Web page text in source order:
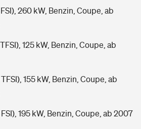
Versicherer finden
Sicherheit für deine Kids
Geld bekomme ich im Alter?
260 kW, Benzin, Coupe, ab
125 kW, Benzin, Coupe, ab
155 kW, Benzin, Coupe, ab
195 kW, Benzin, Coupe, ab 2007